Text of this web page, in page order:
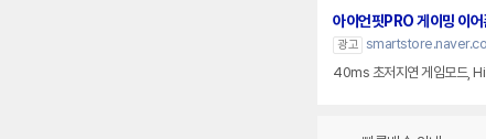
아이언핏PRO 게이밍 이어
광고
40ms 초저지연 게임모드,